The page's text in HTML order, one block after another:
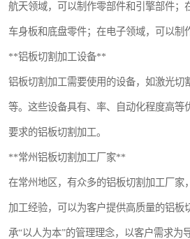
航天领域，可以制作零部件和引擎部件；
车身板和底盘零件；在电子领域，可以制
**铝板切割加工设备**
铝板切割加工需要使用的设备，如激光切
等。这些设备具有、率、自动化程度高等
要求的铝板切割加工。
**常州铝板切割加工厂家**
在常州地区，有众多的铝板切割加工厂家
加工经验，可以为客户提供高质量的铝板
承“以人为本”的管理理念，以客户需求为